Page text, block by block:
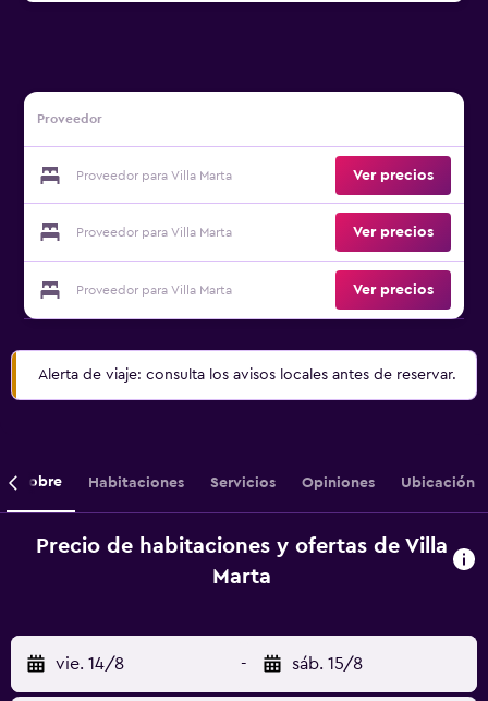
Proveedor
Proveedor para Villa Marta Ver precios
Proveedor para Villa Marta Ver precios
Proveedor para Villa Marta Ver precios
Alerta de viaje: consulta los avisos locales antes de reservar.
Sobre Habitaciones Servicios Opiniones Ubicación
Precio de habitaciones y ofertas de Villa
Marta
vie. 14/8 - sáb. 15/8